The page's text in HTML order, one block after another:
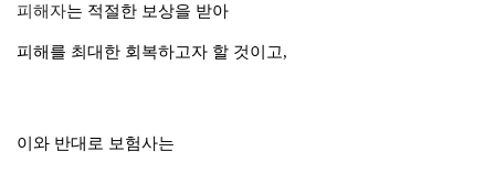
피해자는 적절한 보상을 받아
피해를 최대한 회복하고자 할 것이고,
이와 반대로 보험사는